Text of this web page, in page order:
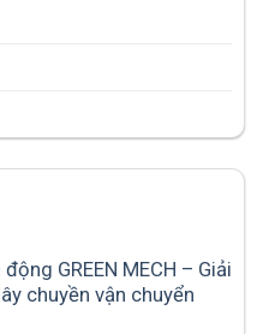
GREEN MECH – Giải
chuyền vận chuyển